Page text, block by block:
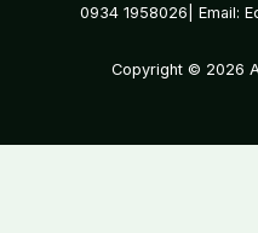
0934 1958026| Email:
Copyright © 2026